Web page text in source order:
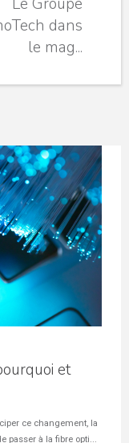
Le Groupe
dans
le mag...
et
ce changement, la
passer à la fibre opti...